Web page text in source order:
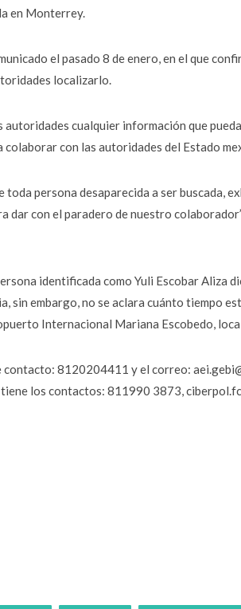
en Monterrey.
el pasado 8 de enero, en el que
localizarlo.
autoridades cualquier información que
con las autoridades del Estado
toda persona desaparecida a ser buscada,
dar con el paradero de nuestro
identificada como Yuli Escobar Aliza
sin embargo, no se aclara cuánto tiempo
Internacional Mariana Escobedo,
8120204411 y el correo:
los contactos: 811990 3873,